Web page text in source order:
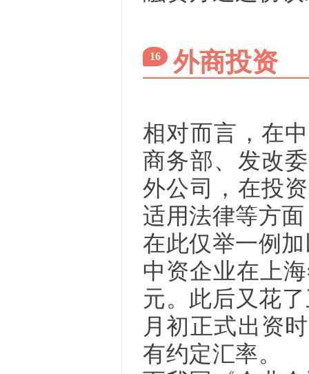
16 外商投资
相对而言，在
商务部、发改
外公司，在投
适用法律等方
在此仅举一例
中资企业在上
元。此后又花
月初正式出资
有约定汇率。